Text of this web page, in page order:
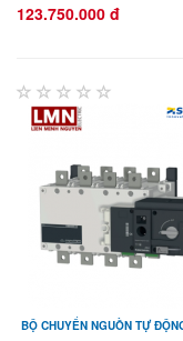
123.750.000 đ
BỘ CHUYỂN NGUỒN TỰ